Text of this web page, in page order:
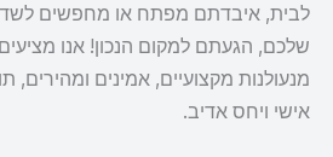
לבית, איבדתם מפתח או מחפשים
שלכם, הגעתם למקום הנכון! אנו
מנעולנות מקצועיים, אמינים ומהירים,
אישי ויחס אדיב.